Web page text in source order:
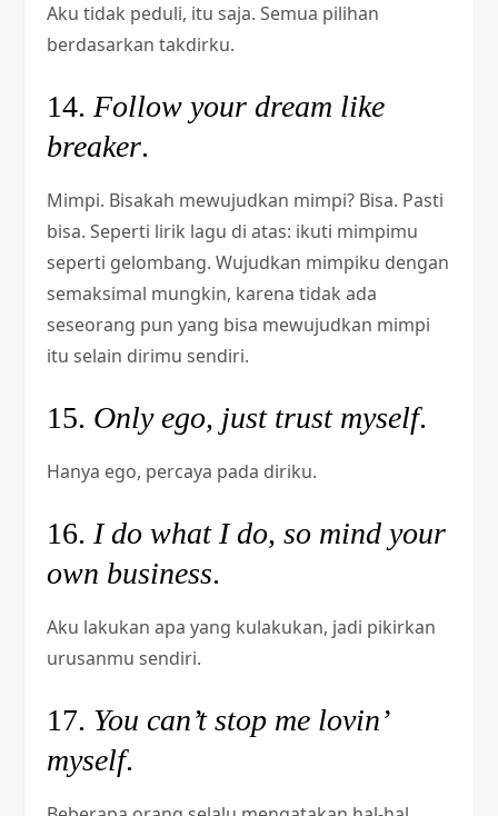
Aku tidak peduli, itu saja. Semua pilihan
berdasarkan takdirku.
14. Follow your dream like
breaker.
Mimpi. Bisakah mewujudkan mimpi? Bisa. Pasti
bisa. Seperti lirik lagu di atas: ikuti mimpimu
seperti gelombang. Wujudkan mimpiku dengan
semaksimal mungkin, karena tidak ada
seseorang pun yang bisa mewujudkan mimpi
itu selain dirimu sendiri.
15. Only ego, just trust myself.
Hanya ego, percaya pada diriku.
16. I do what I do, so mind your
own business.
Aku lakukan apa yang kulakukan, jadi pikirkan
urusanmu sendiri.
17. You can’t stop me lovin’
myself.